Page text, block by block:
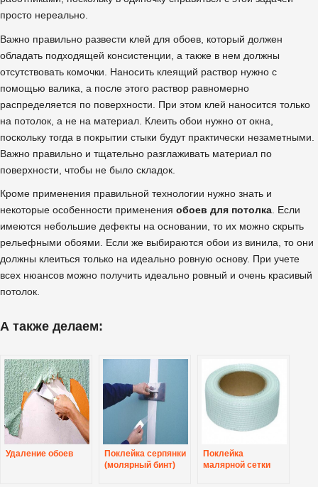
просто нереально.
Важно правильно развести клей для обоев, который должен
обладать подходящей консистенции, а также в нем должны
отсутствовать комочки. Наносить клеящий раствор нужно с
помощью валика, а после этого раствор равномерно
распределяется по поверхности. При этом клей наносится только
на потолок, а не на материал. Клеить обои нужно от окна,
поскольку тогда в покрытии стыки будут практически незаметными.
Важно правильно и тщательно разглаживать материал по
поверхности, чтобы не было складок.
Кроме применения правильной технологии нужно знать и
некоторые особенности применения обоев для потолка . Если
имеются небольшие дефекты на основании, то их можно скрыть
рельефными обоями. Если же выбираются обои из винила, то они
должны клеиться только на идеально ровную основу. При учете
всех нюансов можно получить идеально ровный и очень красивый
потолок.
А также делаем:
Удаление обоев
Поклейка серпянки
(молярный бинт)
Поклейка
малярной сетки